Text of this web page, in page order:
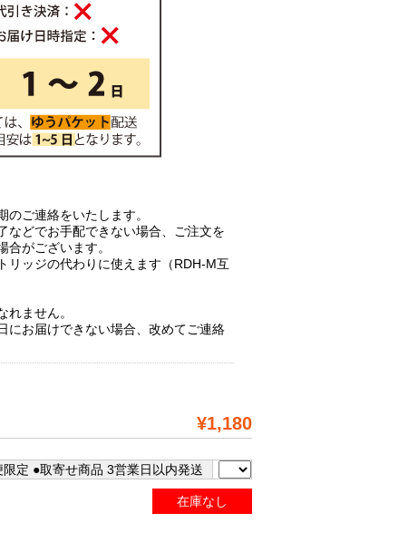
のご連絡をいたします。
などでお手配できない場合、ご注文を
合がございます。
リッジの代わりに使えます（RDH-M互
ません。
にお届けできない場合、改めてご連絡
¥1,180
定 ●取寄せ商品 3営業日以内発送
在庫なし